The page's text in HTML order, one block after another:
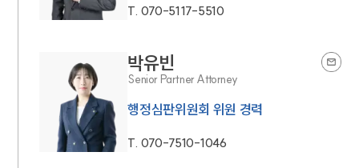
T. 070-5117-5510
박유빈
Senior Partner Attorney
행정심판위원회 위원 경력
T. 070-7510-1046